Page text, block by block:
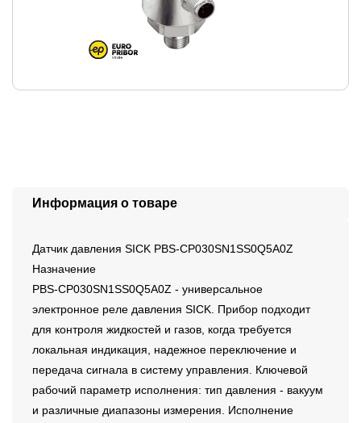
Информация о товаре
Датчик давления SICK PBS-CP030SN1SS0Q5A0Z
Назначение
PBS-CP030SN1SS0Q5A0Z - универсальное
электронное реле давления SICK. Прибор подходит
для контроля жидкостей и газов, когда требуется
локальная индикация, надежное переключение и
передача сигнала в систему управления. Ключевой
рабочий параметр исполнения: тип давления - вакуум
и различные диапазоны измерения. Исполнение